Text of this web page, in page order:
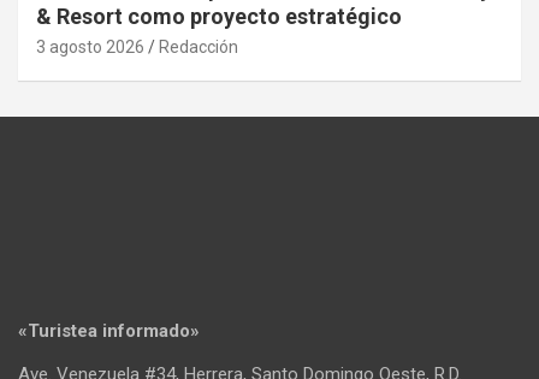
& Resort como proyecto estratégico
3 agosto 2026 Redacción
809-708-3313/ redacciónvisitantes.do@gmail.com